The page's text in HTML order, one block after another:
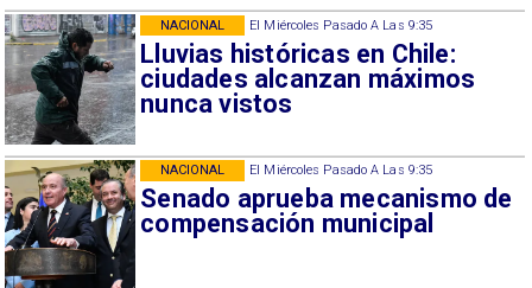
El Miércoles Pasado A Las 9:35
Lluvias históricas en Chile:
ciudades alcanzan máximos
nunca vistos
NACIONAL
El Miércoles Pasado A Las 9:35
Senado aprueba mecanismo de
compensación municipal
NACIONAL